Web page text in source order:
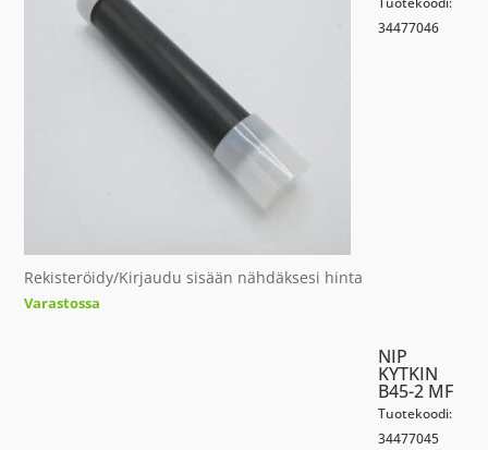
34477046
Rekisteröidy/Kirjaudu sisään nähdäksesi hinta
Varastossa
NIP
KYTKIN
B45-2 MF
Tuotekoodi:
34477045